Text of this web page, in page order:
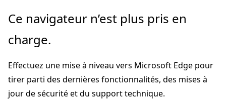
Passer
directement
au
principal
Passer
la
dans
la
page
Ce navigateur n’est plus pris en
charge.
Effectuez une mise à niveau vers Microsoft Edge pour
tirer parti des dernières fonctionnalités, des mises à
jour de sécurité et du support technique.